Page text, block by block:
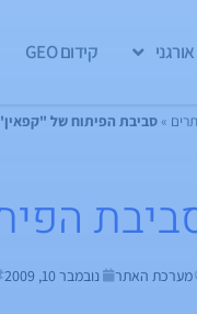
קידום GEO
»סביבת הפיתוח של
מערכת האתר נובמבר 10, 2009